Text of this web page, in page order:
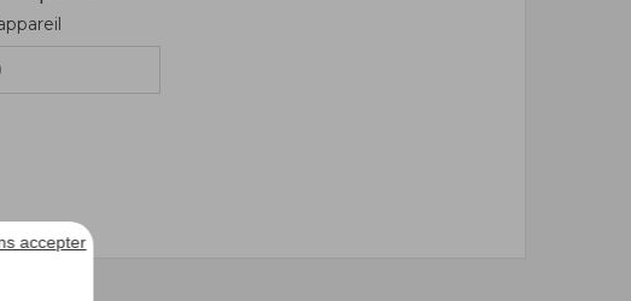
accepter